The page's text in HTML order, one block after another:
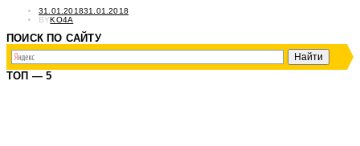
POSTED
ON
31.01.201831.01.2018
BYKO4A
ПОИСК ПО САЙТУ
ТОП — 5